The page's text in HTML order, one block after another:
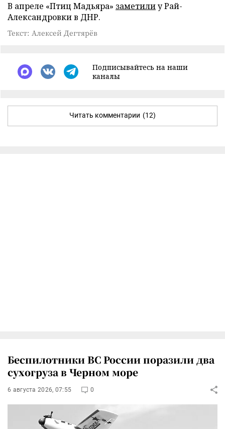
В апреле «Птиц Мадьяра» заметилиу Рай-
Александровки в ДНР.
Текст: Алексей Дегтярёв
Подписывайтесь на наши
каналы
Читать комментарии (12)
Беспилотники ВС России поразили два
сухогруза в Черном море
6 августа 2026, 07:55 0